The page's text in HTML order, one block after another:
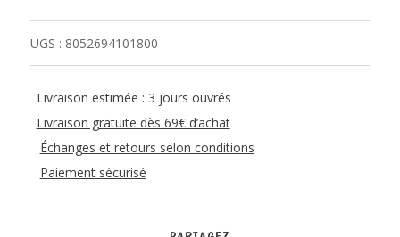
UGS : 8052694101800
Livraison estimée : 3 jours ouvrés
Livraison gratuite dès 69€ d’achat
Échanges et retours selon conditions
Paiement sécurisé